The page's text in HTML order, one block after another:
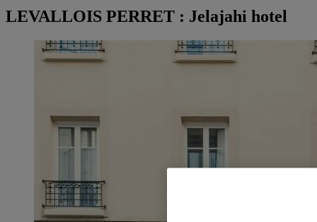
LEVALLOIS PERRET : Jelajahi hotel